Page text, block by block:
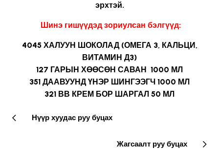
эрхтэй.
Шинэ гишүүдэд зориулсан бэлгүүд:
4045 ХАЛУУН ШОКОЛАД (ОМЕГА 3, КАЛЬЦИ,
ВИТАМИН Д3)
127 ГАРЫН ХӨӨСӨН САВАН 1000 МЛ
351 ДААВУУНД ҮНЭР ШИНГЭЭГЧ 1000 МЛ
321 ВВ КРЕМ БОР ШАРГАЛ 50 МЛ
Нүүр хуудас руу буцах
Жагсаалт руу буцах